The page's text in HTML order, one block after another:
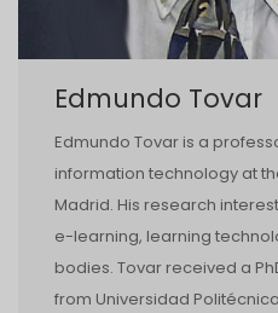
Edmundo Tovar
Edmundo Tovar is a
information technology at
Madrid. His research
e-learning, learning
bodies. Tovar received a
from Universidad